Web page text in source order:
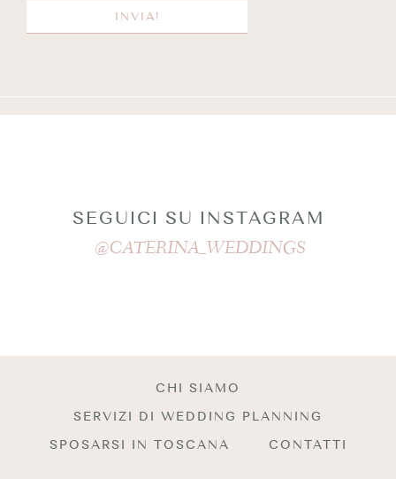
SEGUICI SU INSTAGRAM
@CATERINA_WEDDINGS
CHI SIAMO
SERVIZI DI WEDDING PLANNING
SPOSARSI IN TOSCANA
CONTATTI